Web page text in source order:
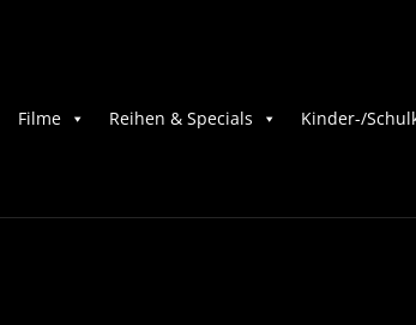
Filme Reihen & Specials Kinder-/